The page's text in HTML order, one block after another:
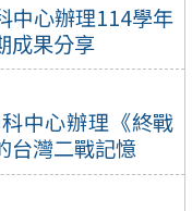
中心辦理114學年
成果分享
中心辦理《終戰
台灣二戰記憶